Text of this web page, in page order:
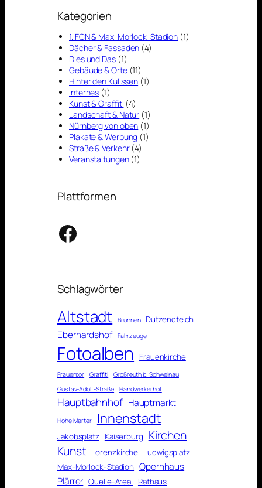
Kategorien
1. FCN & Max-Morlock-Stadion (1)
Dächer & Fassaden (4)
Dies und Das(1)
Gebäude & Orte(11)
Hinter den Kulissen (1)
Internes (1)
Kunst & Graffiti (4)
Landschaft & Natur (1)
Nürnberg von oben (1)
Plakate & Werbung (1)
Straße & Verkehr(4)
Veranstaltungen(1)
Plattformen
Facebook
Schlagwörter
Altstadt Brunnen Dutzendteich
Eberhardshof Fahrzeuge
Fotoalben Frauenkirche
Frauentor Graffiti
Großreuth b. Schweinau
Gustav-Adolf-Straße
Handwerkerhof
Hauptbahnhof Hauptmarkt
Hohe Marter Innenstadt
Jakobsplatz Kaiserburg
Kirchen
Kunst Lorenzkirche Ludwigsplatz
Max-Morlock-Stadion Opernhaus
Plärrer Quelle-Areal Rathaus